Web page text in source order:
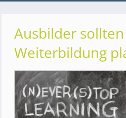
Ausbilder
Weiterbildung